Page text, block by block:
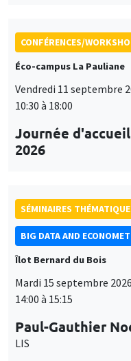
CONFÉRENCES/
Éco-campus La Pauliane
Vendredi 11 septembre
10:30 à 18:00
Journée
2026
SÉMINAIRES
BIG DATA AND
Îlot Bernard du Bois
Mardi 15 septembre 2026
14:00 à 15:15
Paul-Gauthier
LIS